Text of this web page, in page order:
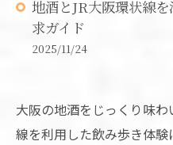
地酒とJR大阪環状線
求ガイド
2025/11/24
大阪の地酒をじっくり味
線を利用した飲み歩き体